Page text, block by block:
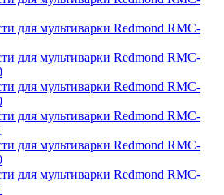
для мультиварки Redmond RMC-
для мультиварки Redmond RMC-
для мультиварки Redmond RMC-
для мультиварки Redmond RMC-
для мультиварки Redmond RMC-
для мультиварки Redmond RMC-